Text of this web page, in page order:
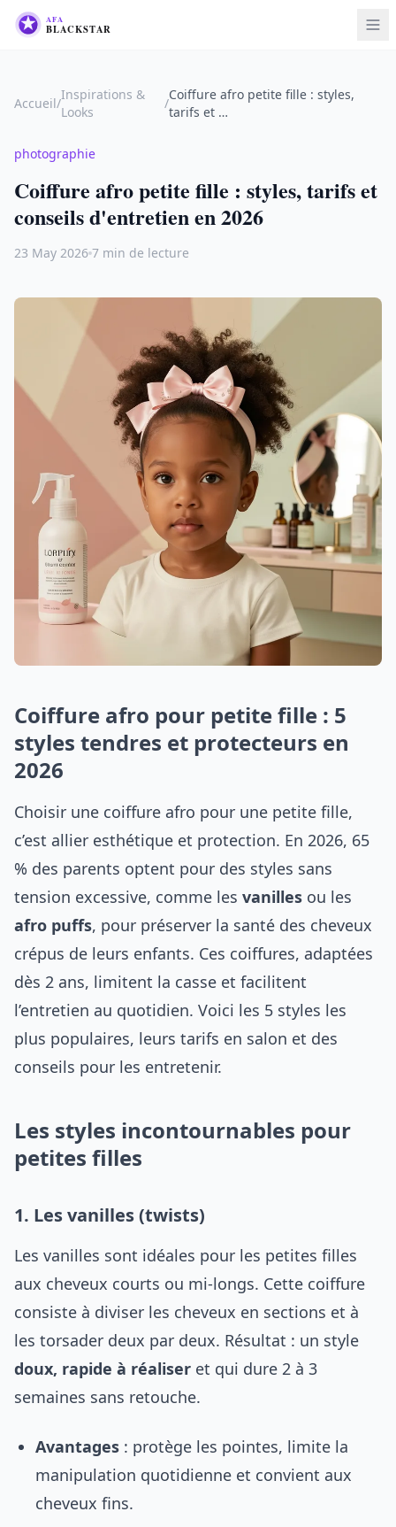
Accueil/
Inspirations &
Looks
/
Coiffure afro petite fille : styles,
tarifs et …
photographie
Coiffure afro petite fille : styles, tarifs et
conseils d'entretien en 2026
23 May 2026 7 min de lecture
Coiffure afro pour petite fille : 5
styles tendres et protecteurs en
2026
Choisir une coiffure afro pour une petite fille,
c’est allier esthétique et protection. En 2026, 65
% des parents optent pour des styles sans
tension excessive, comme les vanilles ou les
afro puffs, pour préserver la santé des cheveux
crépus de leurs enfants. Ces coiffures, adaptées
dès 2 ans, limitent la casse et facilitent
l’entretien au quotidien. Voici les 5 styles les
plus populaires, leurs tarifs en salon et des
conseils pour les entretenir.
Les styles incontournables pour
petites filles
1. Les vanilles (twists)
Les vanilles sont idéales pour les petites filles
aux cheveux courts ou mi-longs. Cette coiffure
consiste à diviser les cheveux en sections et à
les torsader deux par deux. Résultat : un style
doux, rapide à réaliser et qui dure 2 à 3
semaines sans retouche.
Avantages : protège les pointes, limite la
manipulation quotidienne et convient aux
cheveux fins.